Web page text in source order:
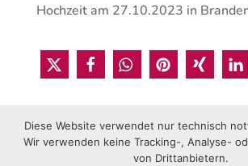
Hochzeit am 27.10.2023 in
Diese Website verwendet nur technisch
Wir verwenden keine Tracking-, Analyse-
von Drittanbietern.